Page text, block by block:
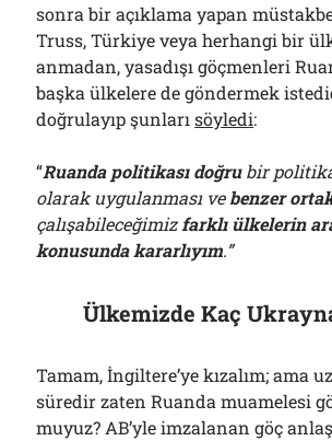
sonra bir açıklama yapan
Truss, Türkiye veya herhangi bir
anmadan, yasadışı göçmenleri
başka ülkelere de göndermek
doğrulayıp şunlarısöyledi:
“Ruanda politikası doğrubir
olarak uygulanması vebenzer
çalışabileceğimizfarklı ülkelerin
konusunda kararlıyım.”
Ülkemizde Kaç
Tamam, İngiltere’ye kızalım; ama
süredir zaten Ruanda muamelesi
muyuz? AB’yle imzalanan göç